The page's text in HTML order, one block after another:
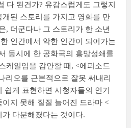
다 된건가? 유감스럽게도 그렇지
된 스토리를 가지고 영화를 만
, 더군다나 그 스토리가 한 소년
인간에서 악한 인간이 되어가는
동시에 한 공화국의 흥망성쇄를
케일임을 감안할 때, <에피소드
리오를 근본적으로 잘못 써내리
쉽게 표현하면 시청자들의 인기
지 못해 질질 늘어진 드라마 <
다분해졌다는 것이다.